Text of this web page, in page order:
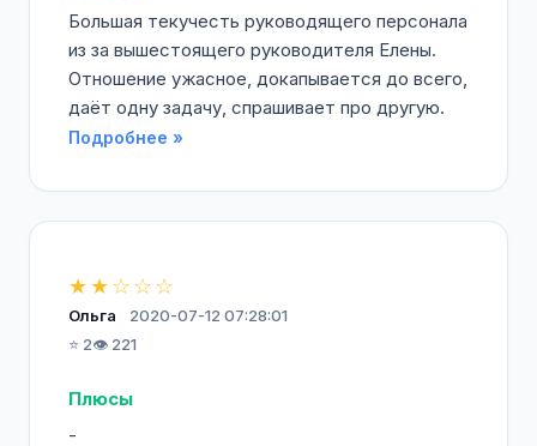
Большая текучесть руководящего персонала
из за вышестоящего руководителя Елены.
Отношение ужасное, докапывается до всего,
даёт одну задачу, спрашивает про другую.
Подробнее »
★★☆☆☆
Ольга
2020-07-12 07:28:01
⭐ 2👁️ 221
Плюсы
-